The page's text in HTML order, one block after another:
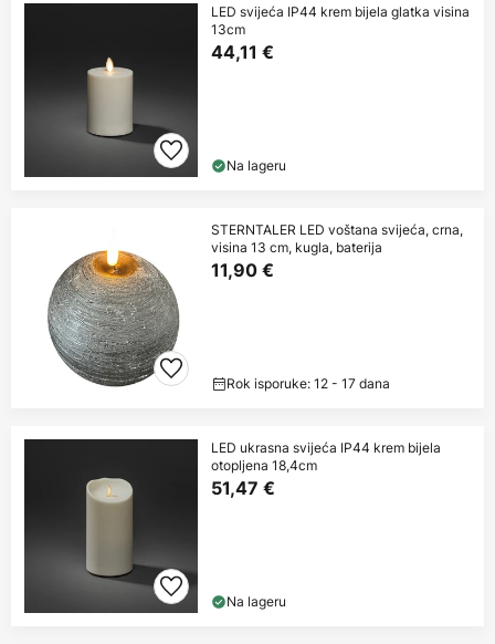
LED svijeća IP44 krem bijela glatka visina
13cm
44,11 €
Na lageru
STERNTALER LED voštana svijeća, crna,
visina 13 cm, kugla, baterija
11,90 €
Rok isporuke: 12 - 17 dana
LED ukrasna svijeća IP44 krem bijela
otopljena 18,4cm
51,47 €
Na lageru